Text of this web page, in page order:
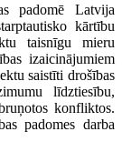
padomē Latvija
kārtību
taisnīgu mieru
izaicinājumiem
saistīti drošības
līdztiesību,
konfliktos.
padomes darba